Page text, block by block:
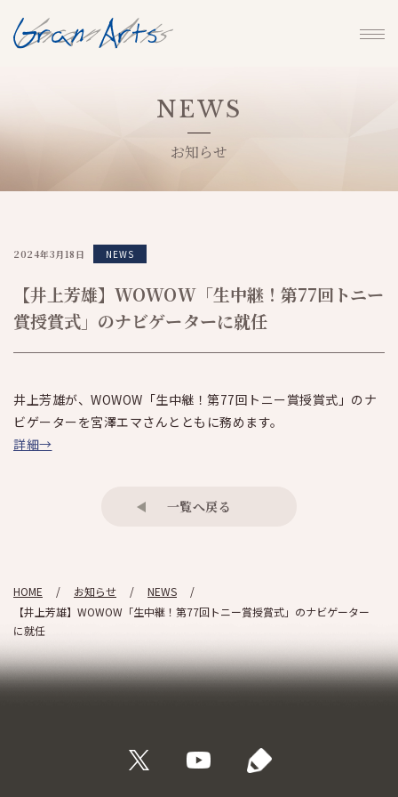
NEWS
お知らせ
2024年3月18日 NEWS
【井上芳雄】WOWOW「生中継！第77回トニー
賞授賞式」のナビゲーターに就任
井上芳雄が、WOWOW「生中継！第77回トニー賞授賞式」のナ
ビゲーターを宮澤エマさんとともに務めます。
詳細→
一覧へ戻る
HOME お知らせ
NEWS
【井上芳雄】WOWOW「生中継！第77回トニー賞授賞式」のナビゲーター
に就任